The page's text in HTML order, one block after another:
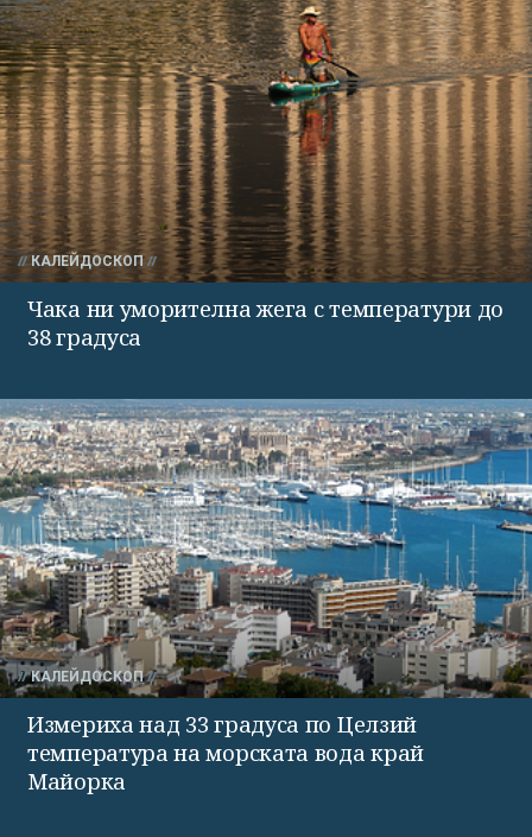
КАЛЕЙДОСКОП
Чака ни уморителна жега с температури до
38 градуса
КАЛЕЙДОСКОП
Измериха над 33 градуса по Целзий
температура на морската вода край
Майорка